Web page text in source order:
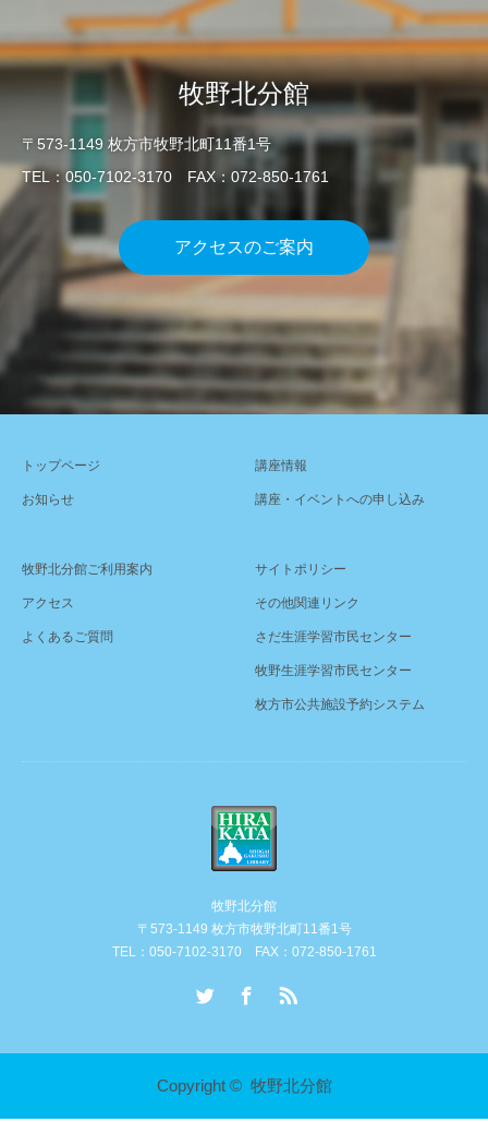
牧野北分館
〒573-1149 枚方市牧野北町11番1号
TEL：050-7102-3170 FAX：072-850-1761
アクセスのご案内
トップページ
お知らせ
講座情報
講座・イベントへの申し込み
牧野北分館ご利用案内
アクセス
よくあるご質問
サイトポリシー
その他関連リンク
さだ生涯学習市民センター
牧野生涯学習市民センター
枚方市公共施設予約システム
牧野北分館
〒573-1149 枚方市牧野北町11番1号
TEL：050-7102-3170 FAX：072-850-1761
Copyright © 牧野北分館